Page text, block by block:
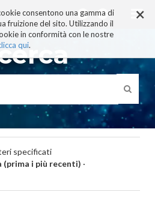
×
consentono una gamma di
fruizione del sito. Utilizzando il
in conformità con le nostre
qui.
specificati
(prima i più recenti) ·